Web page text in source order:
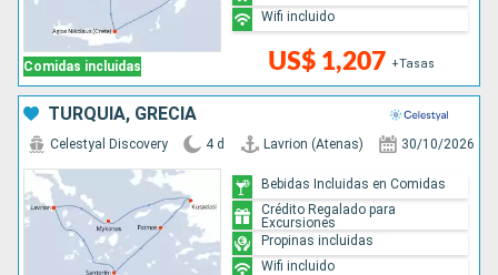
Comidas incluidas US$ 1,207 +Tasas
Wifi incluido
TURQUÍA, GRECIA
Celestyal Discovery 4 d Lavrion (Atenas) 30/10/2026
Bebidas Incluidas en Comidas
Crédito Regalado para
Excursiones
Propinas incluidas
Wifi incluido